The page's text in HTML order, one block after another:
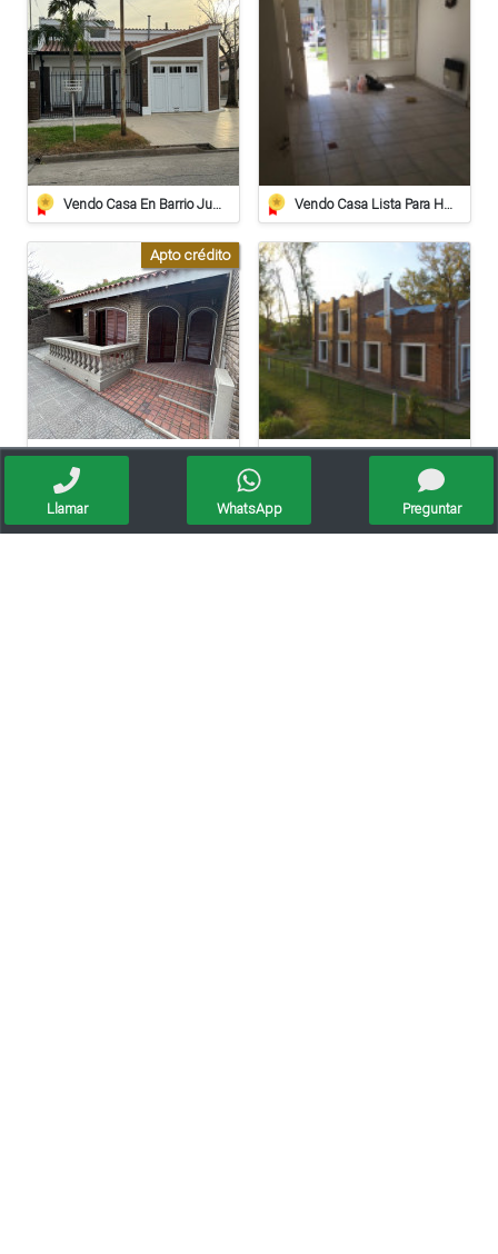
Vendo Casa En Barrio Juan De Garay Calle Corrientes 406 Vendo Casa Lista Para Habitar
Casa En Venta – O’higgins 739, Barrio Alberdi, Rafaela
Apto crédito
Vendo Magnifica Quinta De Grandes Dimensiones. - Zona Estación Saguier
Llamar WhatsApp Preguntar